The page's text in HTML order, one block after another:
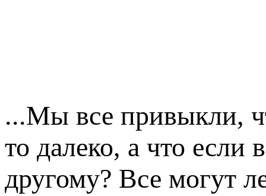
...Мы все привыкли,
то далеко, а что если
другому? Все могут